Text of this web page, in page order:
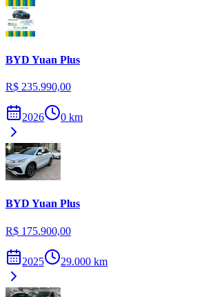
BYD Yuan Plus
R$ 235.990,00
2026 0 km
BYD Yuan Plus
R$ 175.900,00
2025 29.000 km